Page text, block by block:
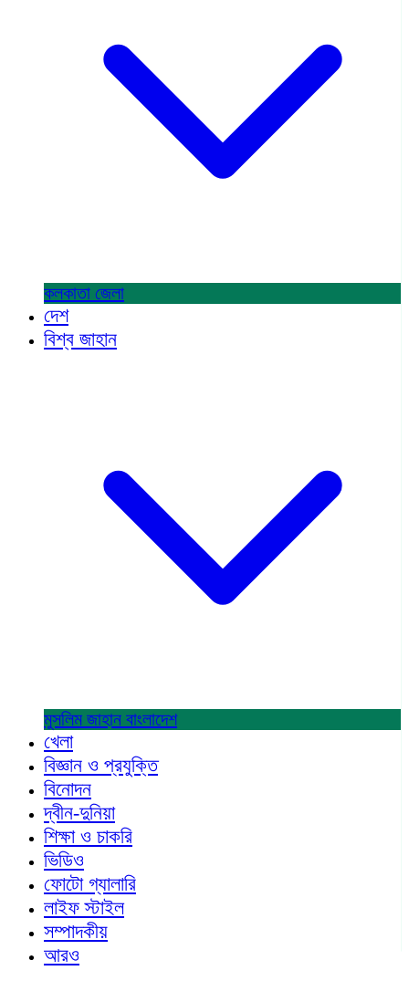
কলকাতা জেলা
দেশ
বিশ্ব জাহান
মুসলিম জাহান বাংলাদেশ
খেলা
বিজ্ঞান ও প্রযুক্তি
বিনোদন
দ্বীন-দুনিয়া
শিক্ষা ও চাকরি
ভিডিও
ফোটো গ্যালারি
লাইফ স্টাইল
সম্পাদকীয়
আরও